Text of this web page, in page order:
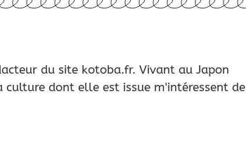
du site kotoba.fr. Vivant au Japon
dont elle est issue m'intéressent de